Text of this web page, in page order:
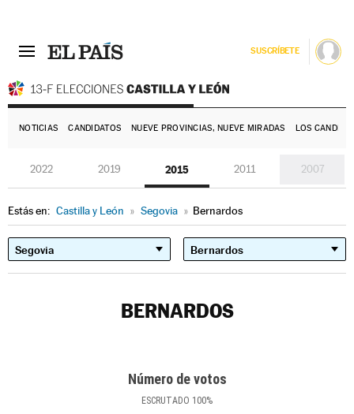
SUSCRÍBETE
NOTICIAS CANDIDATOS NUEVE PROVINCIAS, NUEVE MIRADAS LOS
2022 2019 2015 2011 2007
Estás en: Castilla y León » Segovia » Bernardos
BERNARDOS
Número de votos
ESCRUTADO 100%